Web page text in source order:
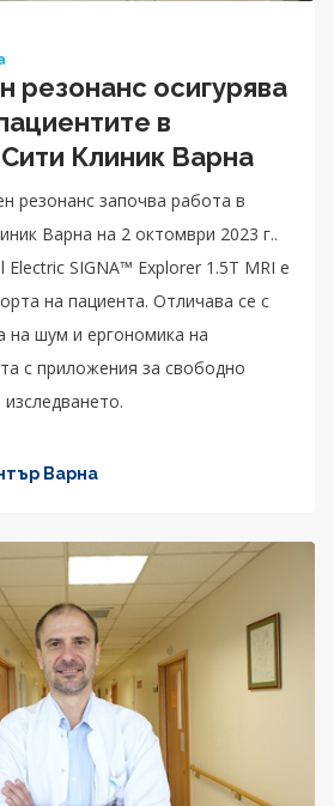
резонанс осигурява
в
Клиник Варна
резонанс започва работа в
Варна на 2 октомври 2023 г..
SIGNA™ Explorer 1.5T MRI е
на пациента. Отличава се с
на шум и ергономика на
с приложения за свободно
Варна